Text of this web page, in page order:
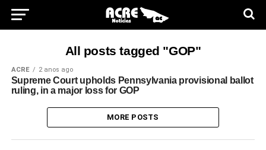
All posts tagged "GOP"
ACRE 2 anos ago
Supreme Court upholds Pennsylvania provisional ballot
ruling, in a major loss for GOP
MORE POSTS